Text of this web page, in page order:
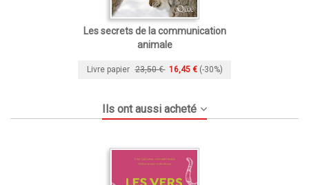
Les secrets de la communication
animale
Livre papier 23,50 € 16,45 € (-30%)
Ils ont aussi acheté